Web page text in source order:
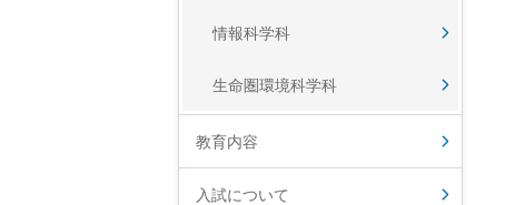
情報科学科
生命圏環境科学科
教育内容
入試について